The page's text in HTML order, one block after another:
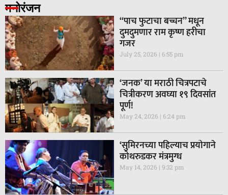
मनोरंजन
“पाच फुटाचा बच्चन” मधून
दुमदुमणार राम कृष्ण हरीचा
गजर
July 25, 2026 6:55 pm
‘जनक’ या मराठी चित्रपटाचे
चित्रीकरण अवघ्या १९ दिवसांत
पूर्ण!
May 24, 2026 6:24 pm
‘सुमिरनच्या पहिल्याच प्रयोगाने
कोथरुडकर मंत्रमुग्ध
May 14, 2026 9:32 pm